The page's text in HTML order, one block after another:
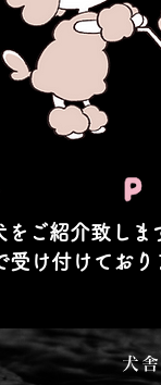
をご紹介致しま
受け付けており
犬